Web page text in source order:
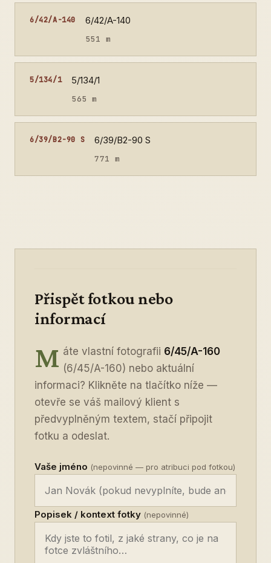
6/42/A-140 6/42/A-140
551 m
5/134/1 5/134/1
565 m
6/39/B2-90 S 6/39/B2-90 S
771 m
Přispět fotkou nebo
informací
M áte vlastní fotografii 6/45/A-160
(6/45/A-160) nebo aktuální
informaci? Klikněte na tlačítko níže —
otevře se váš mailový klient s
předvyplněným textem, stačí připojit
fotku a odeslat.
Vaše jméno (nepovinné — pro atribuci pod fotkou)
Popisek / kontext fotky (nepovinné)